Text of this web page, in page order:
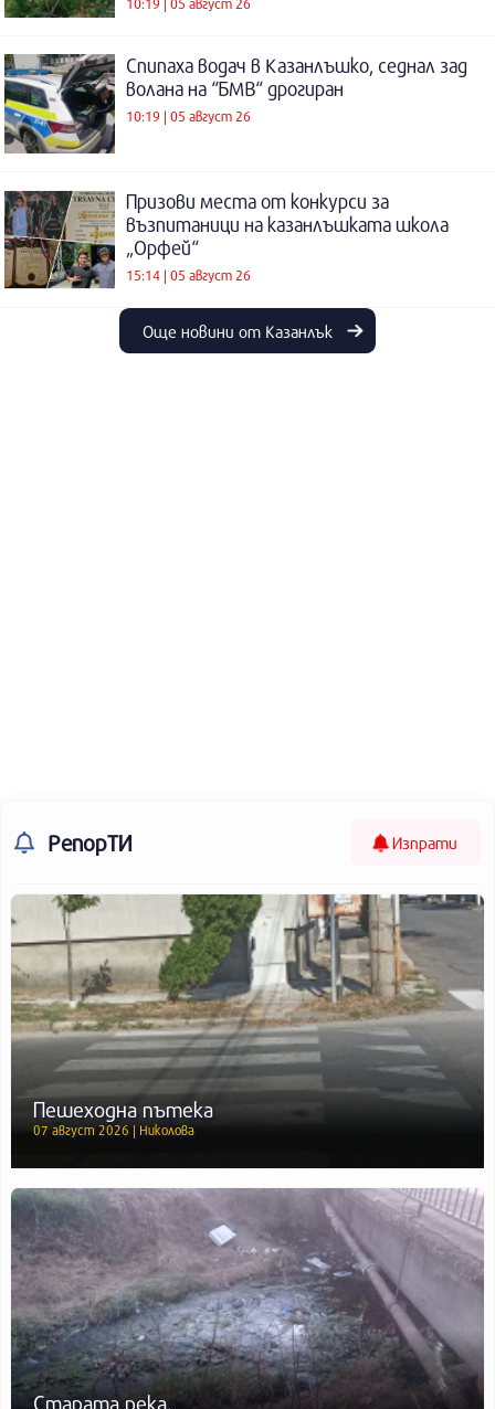
10:19 | 05 август 26
Спипаха водач в Казанлъшко, седнал зад
волана на “БМВ“ дрогиран
10:19 | 05 август 26
Призови места от конкурси за
възпитаници на казанлъшката школа
„Орфей“
15:14 | 05 август 26
Още новини от Казанлък
РепорТИ Изпрати
Пешеходна пътека
07 август 2026 | Николова
Старата река.